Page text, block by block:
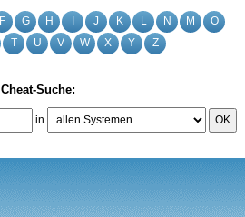
F G H J K L N M
O
T U V W X Y Z
Cheat-Suche:
in OK